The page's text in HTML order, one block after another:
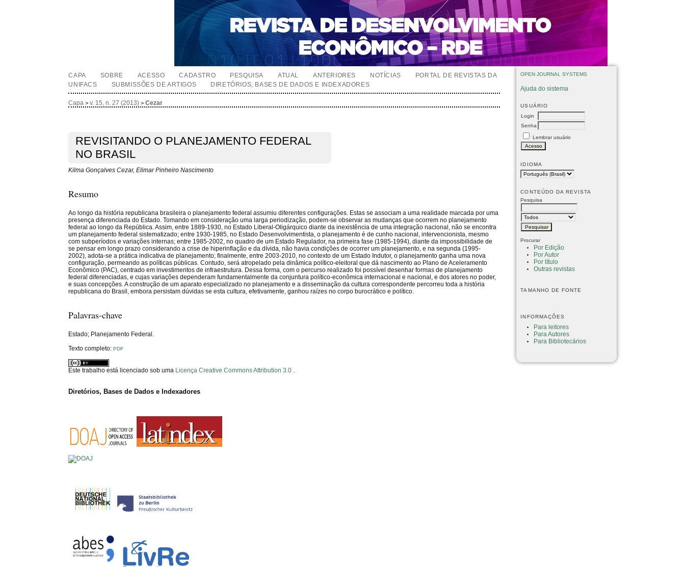
OPEN JOURNAL SYSTEMS
Ajuda do sistema
USUÁRIO
Login
Senha
Lembrar usuário
IDIOMA
CONTEÚDO DA REVISTA
Pesquisa
Procurar
Por Edição
Por Autor
Por título
Outras revistas
TAMANHO DE FONTE
INFORMAÇÕES
Para leitores
Para Autores
Para Bibliotecários
CAPA SOBRE ACESSO CADASTRO PESQUISA ATUAL ANTERIORES NOTÍCIAS
PORTAL DE REVISTAS DA
UNIFACS
SUBMISSÕES DE ARTIGOS DIRETÓRIOS, BASES DE DADOS E INDEXADORES
Capa >v. 15, n. 27 (2013) >Cezar
REVISITANDO O PLANEJAMENTO FEDERAL
NO BRASIL
Kilma Gonçalves Cezar, Elimar Pinheiro Nascimento
Resumo
Ao longo da história republicana brasileira o planejamento federal assumiu diferentes configurações. Estas se associam a uma realidade marcada por uma
presença diferenciada do Estado. Tomando em consideração uma larga periodização, podem-se observar as mudanças que ocorrem no planejamento
federal ao longo da República. Assim, entre 1889-1930, no Estado Liberal-Oligárquico diante da inexistência de uma integração nacional, não se encontra
um planejamento federal sistematizado; entre 1930-1985, no Estado Desenvolvimentista, o planejamento é de cunho nacional, intervencionista, mesmo
com subperíodos e variações internas; entre 1985-2002, no quadro de um Estado Regulador, na primeira fase (1985-1994), diante da impossibilidade de
se pensar em longo prazo considerando a crise de hiperinflação e da dívida, não havia condições de ocorrer um planejamento, e na segunda (1995-
2002), adota-se a prática indicativa de planejamento; finalmente, entre 2003-2010, no contexto de um Estado Indutor, o planejamento ganha uma nova
configuração, permeando as políticas públicas. Contudo, será atropelado pela dinâmica político-eleitoral que dá nascimento ao Plano de Aceleramento
Econômico (PAC), centrado em investimentos de infraestrutura. Dessa forma, com o percurso realizado foi possível desenhar formas de planejamento
federal diferenciadas, e cujas variações dependeram fundamentalmente da conjuntura político-econômica internacional e nacional, e dos atores no poder,
e suas concepções. A construção de um aparato especializado no planejamento e a disseminação da cultura correspondente percorreu toda a história
republicana do Brasil, embora persistam dúvidas se esta cultura, efetivamente, ganhou raízes no corpo burocrático e político.
Palavras-chave
Estado; Planejamento Federal.
Texto completo:PDF
Este trabalho está licenciado sob uma Licença Creative Commons Attribution 3.0
Diretórios, Bases de Dados e Indexadores